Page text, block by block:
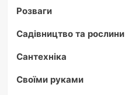
Розваги
Садівництво та рослини
Сантехніка
Своїми руками